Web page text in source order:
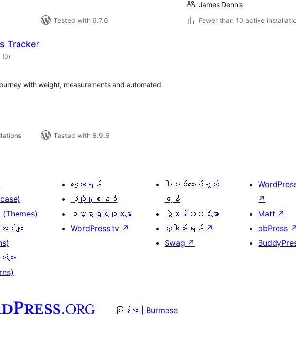
Tested with 6.7.6
James Dennis
Fewer than 10 active
Tracker
(0total
ratings
)
with weight, measurements and automated
Tested with 6.9.6
ား (Themes)
များ
ျား
လေ့လာရန်
ပံ့ပိုးမှုစနစ်
ဒဏ္ဍာရီပြုစုသူများ
WordPress.tv ↗
ပါဝင်ဆောင်ရွက်
ရန်
ပွဲလမ်းသဘင်များ
လှူဒါန်းရန် ↗
Swag ↗
↗
Matt ↗
bbPress ↗
မြန်မာ | Burmese